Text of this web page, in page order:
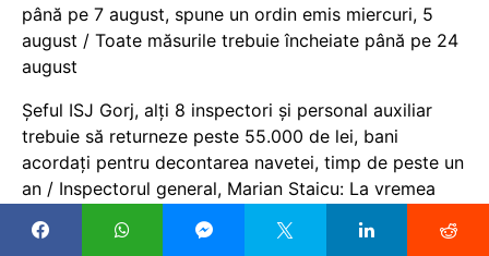
până pe 7 august, spune un ordin emis miercuri, 5
august / Toate măsurile trebuie încheiate până pe 24
august
Șeful ISJ Gorj, alți 8 inspectori și personal auxiliar
trebuie să returneze peste 55.000 de lei, bani
acordați pentru decontarea navetei, timp de peste un
an / Inspectorul general, Marian Staicu: La vremea
depunem documente pentru decontarea navetei